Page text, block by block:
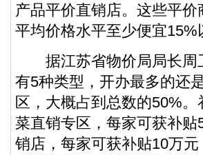
产品平价直销店。这些平
平均价格水平至少便宜15%
据江苏省物价局局长周
有5种类型，开办最多的还
区，大概占到总数的50%
菜直销专区，每家可获补
销店，每家可获补贴10万